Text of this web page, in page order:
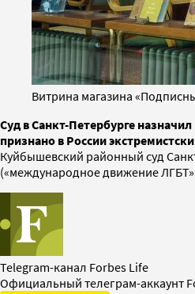
Витрина магазина
Суд в Санкт-Петербурге
признано в России
Куйбышевский районный суд
(«международное движение
Telegram-канал Forbes Life
Официальный телеграм-аккаунт